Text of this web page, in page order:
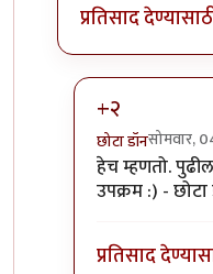
प्रतिसाद
+२
छोटा डॉनसोमवार,
In reply to+१
हेच म्हणतो.
उपक्रम :) - छोटा
प्रतिसाद